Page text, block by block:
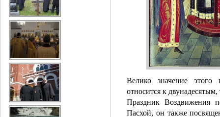
Велико значение
относится к
Праздник Воздвижения
Пасхой, он также